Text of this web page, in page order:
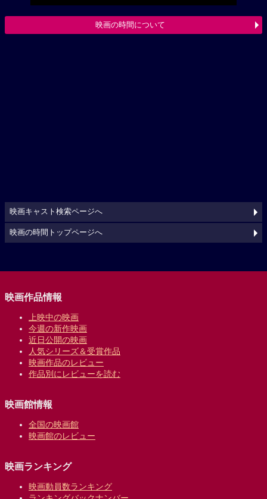
映画の時間について
映画キャスト検索ページへ
映画の時間トップページへ
映画作品情報
上映中の映画
今週の新作映画
近日公開の映画
人気シリーズ＆受賞作品
映画作品のレビュー
作品別にレビューを読む
映画館情報
全国の映画館
映画館のレビュー
映画ランキング
映画動員数ランキング